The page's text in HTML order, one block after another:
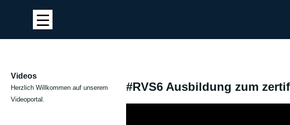
Videos
Herzlich Willkommen auf unserem
Videoportal.
#RVS6 Ausbildung zum